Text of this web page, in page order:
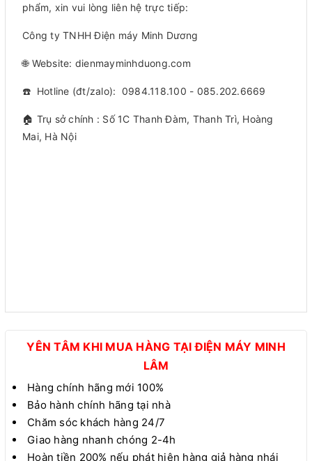
phẩm, xin vui lòng liên hệ trực tiếp:
Công ty TNHH Điện máy Minh Dương
🌐 Website: dienmayminhduong.com
☎️ Hotline (đt/zalo): 0984.118.100 - 085.202.6669
🏠 Trụ sở chính : Số 1C Thanh Đàm, Thanh Trì, Hoàng
Mai, Hà Nội
YÊN TÂM KHI MUA HÀNG TẠI ĐIỆN MÁY MINH
LÂM
Hàng chính hãng mới 100%
Bảo hành chính hãng tại nhà
Chăm sóc khách hàng 24/7
Giao hàng nhanh chóng 2-4h
Hoàn tiền 200% nếu phát hiện hàng giả hàng nhái